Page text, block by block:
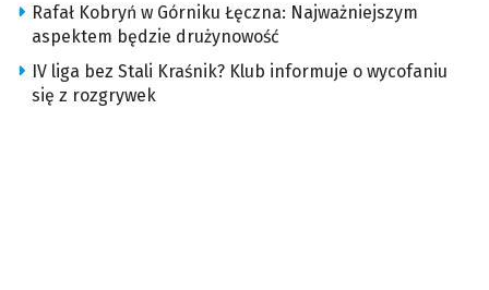
Rafał Kobryń w Górniku Łęczna: Najważniejszym
aspektem będzie drużynowość
IV liga bez Stali Kraśnik? Klub informuje o wycofaniu
się z rozgrywek